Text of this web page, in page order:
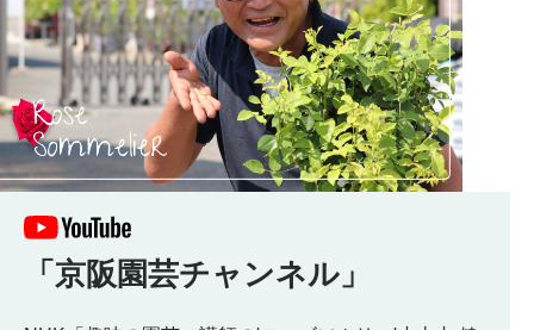
「京阪園芸チャンネル」